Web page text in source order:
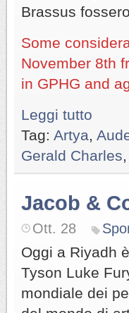
Brassus
Some
November 8th
in GPHG and
Leggi tutto
Tag: Artya
Gerald Charles
Jacob &
Ott. 28
Oggi a Riyadh
Tyson Luke
mondiale dei